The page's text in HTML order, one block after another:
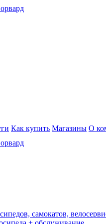
Как купить Магазины О
самокатов,